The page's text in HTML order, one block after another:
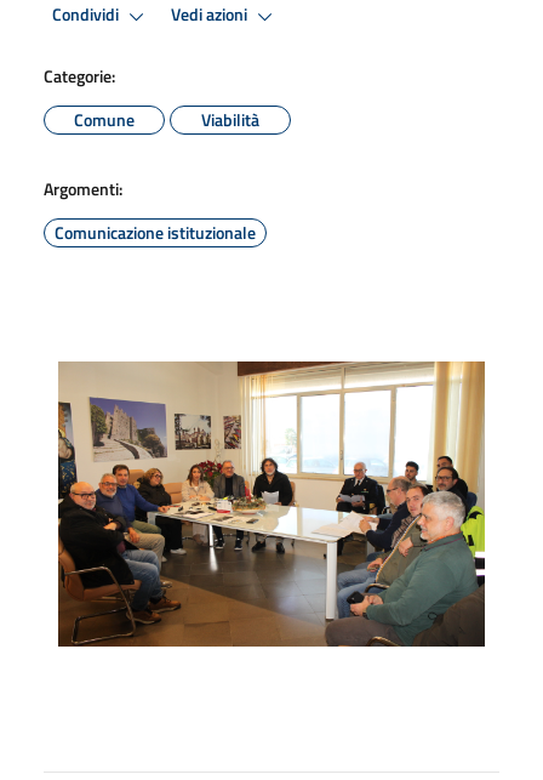
Condividi Vedi azioni
Categorie:
Comune
Viabilità
Argomenti:
Comunicazione istituzionale